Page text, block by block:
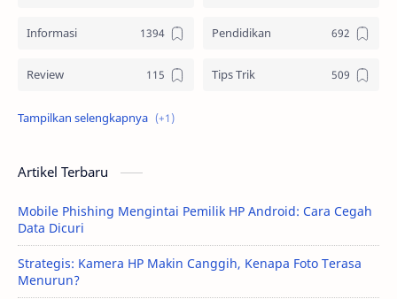
Informasi Pendidikan
Review Tips Trik
Tutorial
Artikel Terbaru
Mobile Phishing Mengintai Pemilik HP Android: Cara Cegah
Data Dicuri
Strategis: Kamera HP Makin Canggih, Kenapa Foto Terasa
Menurun?